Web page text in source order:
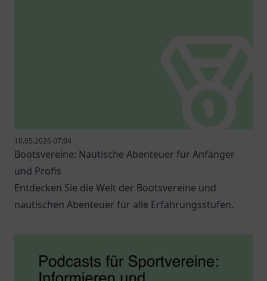
10.05.2026 07:04
Bootsvereine: Nautische Abenteuer für Anfänger
und Profis
Entdecken Sie die Welt der Bootsvereine und
nautischen Abenteuer für alle Erfahrungsstufen.